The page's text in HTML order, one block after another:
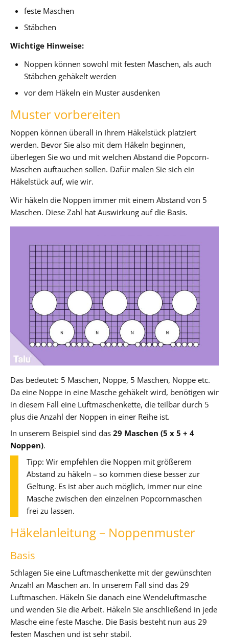
feste Maschen
Stäbchen
Wichtige Hinweise:
Noppen können sowohl mit festen Maschen, als auch
Stäbchen gehäkelt werden
vor dem Häkeln ein Muster ausdenken
Muster vorbereiten
Noppen können überall in Ihrem Häkelstück platziert
werden. Bevor Sie also mit dem Häkeln beginnen,
überlegen Sie wo und mit welchen Abstand die Popcorn-
Maschen auftauchen sollen. Dafür malen Sie sich ein
Häkelstück auf, wie wir.
Wir häkeln die Noppen immer mit einem Abstand von 5
Maschen. Diese Zahl hat Auswirkung auf die Basis.
Das bedeutet: 5 Maschen, Noppe, 5 Maschen, Noppe etc.
Da eine Noppe in eine Masche gehäkelt wird, benötigen wir
in diesem Fall eine Luftmaschenkette, die teilbar durch 5
plus die Anzahl der Noppen in einer Reihe ist.
In unserem Beispiel sind das 29 Maschen (5 x 5 + 4
Noppen).
Tipp: Wir empfehlen die Noppen mit größerem
Abstand zu häkeln – so kommen diese besser zur
Geltung. Es ist aber auch möglich, immer nur eine
Masche zwischen den einzelnen Popcornmaschen
frei zu lassen.
Häkelanleitung – Noppenmuster
Basis
Schlagen Sie eine Luftmaschenkette mit der gewünschten
Anzahl an Maschen an. In unserem Fall sind das 29
Luftmaschen. Häkeln Sie danach eine Wendeluftmasche
und wenden Sie die Arbeit. Häkeln Sie anschließend in jede
Masche eine feste Masche. Die Basis besteht nun aus 29
festen Maschen und ist sehr stabil.